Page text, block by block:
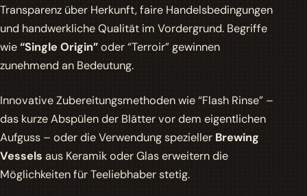
Transparenz über Herkunft, faire Handelsbedingungen
und handwerkliche Qualität im Vordergrund. Begriffe
wie“Single Origin”oder“Terroir”gewinnen
zunehmend an Bedeutung.
Innovative Zubereitungsmethoden wie“Flash Rinse”–
das kurze Abspülen der Blätter vor dem eigentlichen
Aufguss – oder die Verwendung speziellerBrewing
Vessels aus Keramik oder Glas erweitern die
Möglichkeiten für Teeliebhaber stetig.